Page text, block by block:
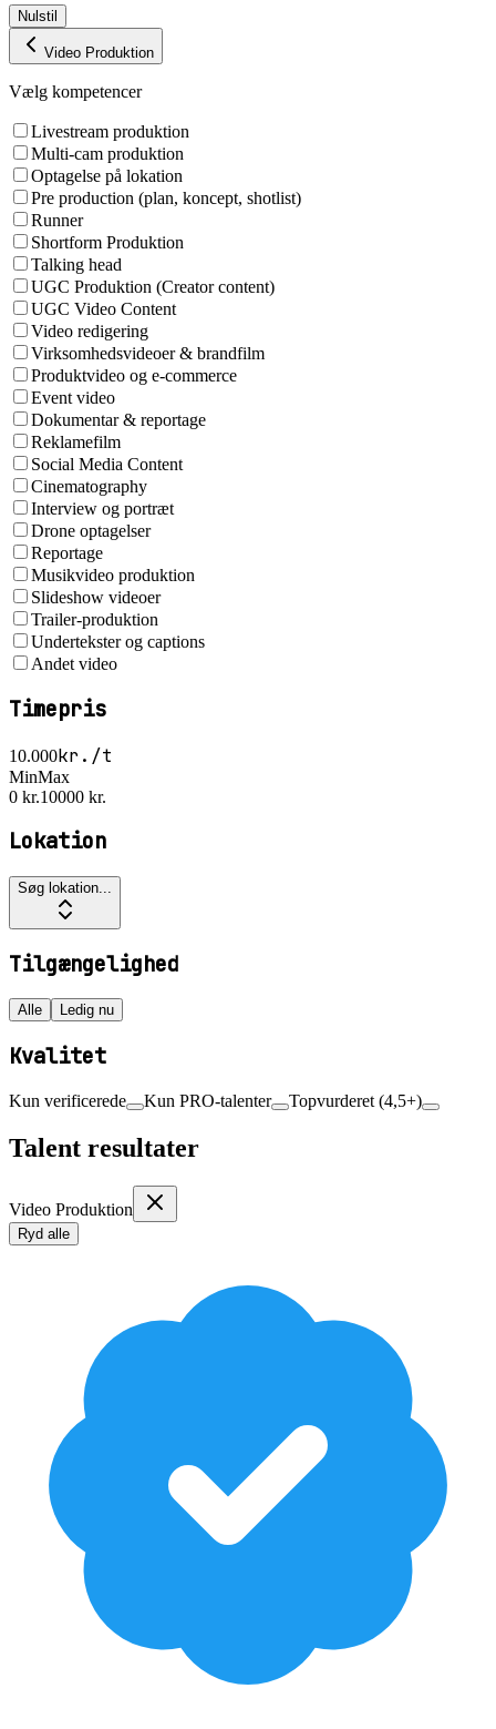
Nulstil
Video Produktion
Vælg kompetencer
Livestream produktion
Multi-cam produktion
Optagelse på lokation
Pre production (plan, koncept, shotlist)
Runner
Shortform Produktion
Talking head
UGC Produktion (Creator content)
UGC Video Content
Video redigering
Virksomhedsvideoer & brandfilm
Produktvideo og e-commerce
Event video
Dokumentar & reportage
Reklamefilm
Social Media Content
Cinematography
Interview og portræt
Drone optagelser
Reportage
Musikvideo produktion
Slideshow videoer
Trailer-produktion
Undertekster og captions
Andet video
Timepris
10.000kr./t
MinMax
0 kr.10000 kr.
Lokation
Søg lokation...
Tilgængelighed
Alle Ledig nu
Kvalitet
Kun verificerede Kun PRO-talenter Topvurderet (4,5+)
Talent resultater
Video Produktion
Ryd alle